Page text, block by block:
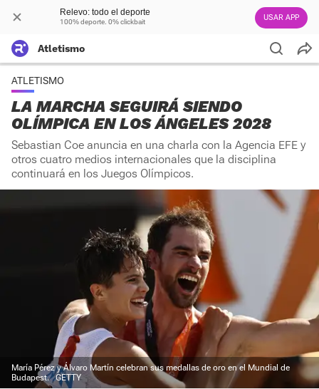
Relevo: todo el deporte
100% deporte. 0% clickbait USAR APP
Atletismo
ATLETISMO
LA MARCHA SEGUIRÁ SIENDO
OLÍMPICA EN LOS ÁNGELES 2028
Sebastian Coe anuncia en una charla con la Agencia EFE y
otros cuatro medios internacionales que la disciplina
continuará en los Juegos Olímpicos.
María Pérez y Álvaro Martín celebran sus medallas de oro en el Mundial de
Budapest. GETTY